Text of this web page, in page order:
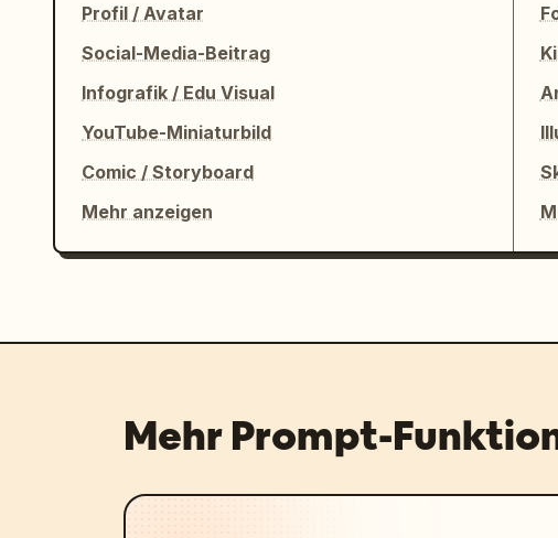
Profil / Avatar
Social-Media-Beitrag
Infografik / Edu Visual
YouTube-Miniaturbild
Comic / Storyboard
Mehr anzeigen
Mehr Prompt-